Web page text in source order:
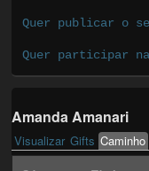
Quer publicar o
Quer participar
Amanda Amanari
Primary tabs
Visualizar Gifts Caminho